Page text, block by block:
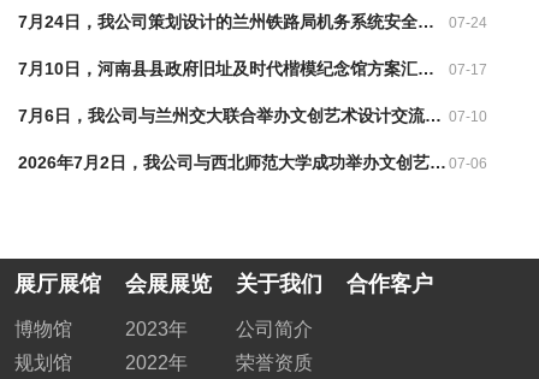
7月24日，我公司策划设计的兰州铁路局机务系统安全警示教育馆获业内广泛认可！ 07-24
7月10日，河南县县政府旧址及时代楷模纪念馆方案汇报讨论会 07-17
7月6日，我公司与兰州交大联合举办文创艺术设计交流会，共探产教融合新路径 07-10
2026年7月2日，我公司与西北师范大学成功举办文创艺术设计交流会 07-06
展厅展馆
博物馆
规划馆
会展展览
2023年
2022年
关于我们
公司简介
荣誉资质
合作客户